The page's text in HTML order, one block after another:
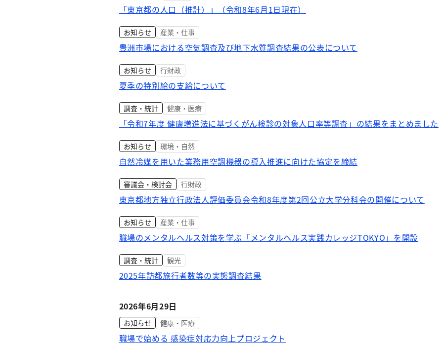
「東京都の人口（推計）」（令和8年6月1日現在）
お知らせ 産業・仕事
豊洲市場における空気調査及び地下水質調査結果の公表について
お知らせ 行財政
夏季の特別給の支給について
調査・統計 健康・医療
「令和7年度 健康増進法に基づくがん検診の対象人口率等調査」の結果をまとめました
お知らせ 環境・自然
自然冷媒を用いた業務用空調機器の導入推進に向けた協定を締結
審議会・検討会 行財政
東京都地方独立行政法人評価委員会令和8年度第2回公立大学分科会の開催について
お知らせ 産業・仕事
職場のメンタルヘルス対策を学ぶ「メンタルヘルス実践カレッジTOKYO」を開設
調査・統計 観光
2025年訪都旅行者数等の実態調査結果
2026年6月29日
お知らせ 健康・医療
職場で始める 感染症対応力向上プロジェクト